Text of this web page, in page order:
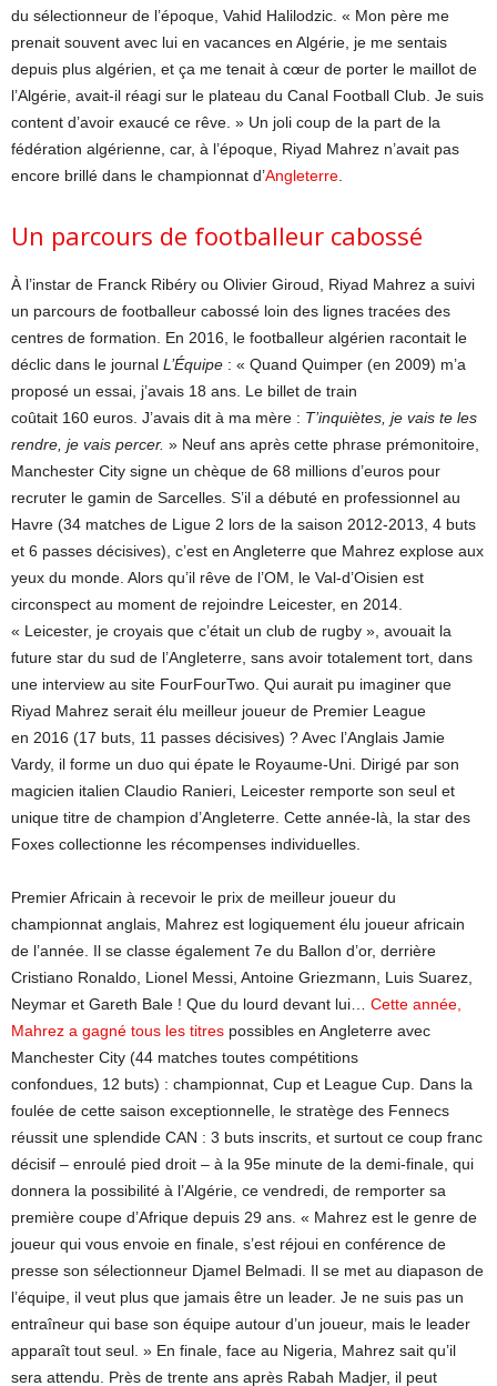
du sélectionneur de l’époque, Vahid Halilodzic. « Mon père me
prenait souvent avec lui en vacances en Algérie, je me sentais
depuis plus algérien, et ça me tenait à cœur de porter le maillot de
l’Algérie, avait-il réagi sur le plateau du Canal Football Club. Je suis
content d’avoir exaucé ce rêve. » Un joli coup de la part de la
fédération algérienne, car, à l’époque, Riyad Mahrez n’avait pas
encore brillé dans le championnat d’Angleterre
Un parcours de footballeur cabossé
À l’instar de Franck Ribéry ou Olivier Giroud, Riyad Mahrez a suivi
un parcours de footballeur cabossé loin des lignes tracées des
centres de formation. En 2016, le footballeur algérien racontait le
déclic dans le journal L’Équipe : « Quand Quimper (en 2009) m’a
proposé un essai, j’avais 18 ans. Le billet de train
coûtait 160 euros. J’avais dit à ma mère : T’inquiètes, je vais te les
rendre, je vais percer. » Neuf ans après cette phrase prémonitoire,
Manchester City signe un chèque de 68 millions d’euros pour
recruter le gamin de Sarcelles. S’il a débuté en professionnel au
Havre (34 matches de Ligue 2 lors de la saison 2012-2013, 4 buts
et 6 passes décisives), c’est en Angleterre que Mahrez explose aux
yeux du monde. Alors qu’il rêve de l’OM, le Val-d’Oisien est
circonspect au moment de rejoindre Leicester, en 2014.
« Leicester, je croyais que c’était un club de rugby », avouait la
future star du sud de l’Angleterre, sans avoir totalement tort, dans
une interview au site FourFourTwo. Qui aurait pu imaginer que
Riyad Mahrez serait élu meilleur joueur de Premier League
en 2016 (17 buts, 11 passes décisives) ? Avec l’Anglais Jamie
Vardy, il forme un duo qui épate le Royaume-Uni. Dirigé par son
magicien italien Claudio Ranieri, Leicester remporte son seul et
unique titre de champion d’Angleterre. Cette année-là, la star des
Foxes collectionne les récompenses individuelles.
Premier Africain à recevoir le prix de meilleur joueur du
championnat anglais, Mahrez est logiquement élu joueur africain
de l’année. Il se classe également 7e du Ballon d’or, derrière
Cristiano Ronaldo, Lionel Messi, Antoine Griezmann, Luis Suarez,
Neymar et Gareth Bale ! Que du lourd devant lui…
Cette année,
Mahrez a gagné tous les titres possibles en Angleterre avec
Manchester City (44 matches toutes compétitions
confondues, 12 buts) : championnat, Cup et League Cup. Dans la
foulée de cette saison exceptionnelle, le stratège des Fennecs
réussit une splendide CAN : 3 buts inscrits, et surtout ce coup franc
décisif – enroulé pied droit – à la 95e minute de la demi-finale, qui
donnera la possibilité à l’Algérie, ce vendredi, de remporter sa
première coupe d’Afrique depuis 29 ans. « Mahrez est le genre de
joueur qui vous envoie en finale, s’est réjoui en conférence de
presse son sélectionneur Djamel Belmadi. Il se met au diapason de
l’équipe, il veut plus que jamais être un leader. Je ne suis pas un
entraîneur qui base son équipe autour d’un joueur, mais le leader
apparaît tout seul. » En finale, face au Nigeria, Mahrez sait qu’il
sera attendu. Près de trente ans après Rabah Madjer, il peut